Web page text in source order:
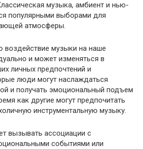
музыка, амбиент и нью-
популярными выборами для
атмосферы.
воздействие музыки на наше
и может изменяться в
личных предпочтений и
люди могут наслаждаться
и получать эмоциональный подъем
как другие могут предпочитать
инструментальную музыку.
вызывать ассоциации с
событиями или